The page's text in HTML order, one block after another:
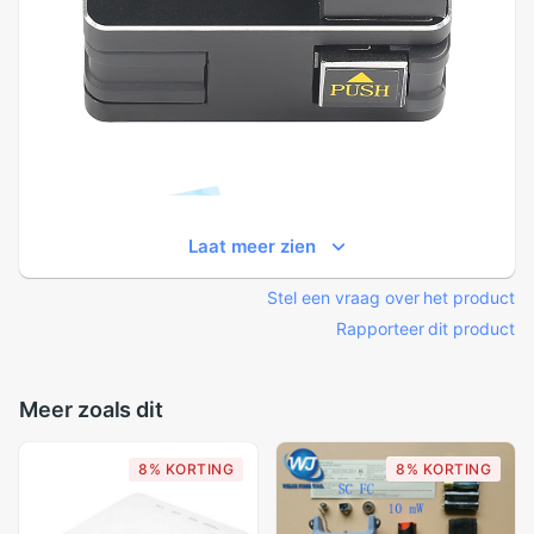
Laat meer zien
Stel een vraag over het product
Rapporteer dit product
Meer zoals dit
8% KORTING 8% KORTING